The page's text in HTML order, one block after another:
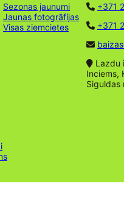
Sezonas jaunumi
Jaunas fotogrāfijas
Visas ziemcietes
+371
+371
Lazdu
Inciems,
Siguldas